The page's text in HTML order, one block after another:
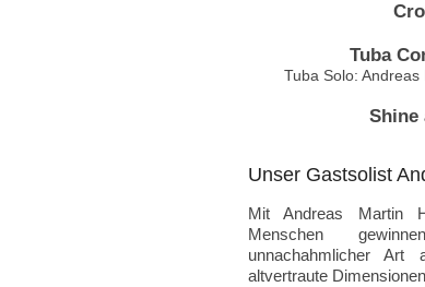
Tuba
Tuba Solo:
Shine
Unser Gastsolist
Mit Andreas Martin
Menschen
unnachahmlicher
altvertraute